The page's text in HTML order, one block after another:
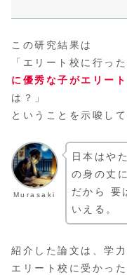
この研究結果は
「エリート校に行っ
に優秀な子がエリー
は？」
ということを示唆して
Murasaki
日本はや
の身の丈
だから 要
いえる。
紹介した論文は、学
エリート校に受かっ